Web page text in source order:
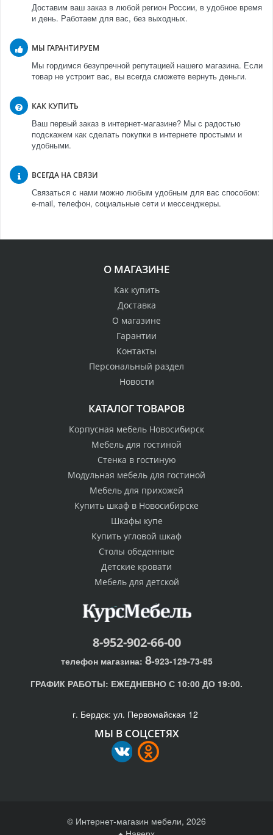
Доставим ваш заказ в любой регион России, в удобное время
и день. Работаем для вас, без выходных.
МЫ ГАРАНТИРУЕМ
Мы гордимся безупречной репутацией нашего магазина. Если
товар не устроит вас, вы всегда сможете вернуть деньги.
КАК КУПИТЬ
Ваш первый заказ в интернет-магазине? Мы с радостью
подскажем как сделать покупки в интернете простыми и
удобными.
ВСЕГДА НА СВЯЗИ
Связаться с нами можно любым удобным для вас способом:
e-mail, телефон, социальные сети и мессенджеры.
О МАГАЗИНЕ
Как купить
Доставка
О магазине
Гарантии
Контакты
Персональный раздел
Новости
КАТАЛОГ ТОВАРОВ
Корпусная мебель Новосибирск
Мебель для гостиной
Стенка в гостиную
Модульная мебель для гостиной
Мебель для прихожей
Купить шкаф в Новосибирске
Шкафы купе
Купить угловой шкаф
Столы обеденные
Детские кровати
Мебель для детской
8-952-902-66-00
телефон магазина: 8-923-129-73-85
ГРАФИК РАБОТЫ: ЕЖЕДНЕВНО С 10:00 ДО 19:00.
г. Бердск: ул. Первомайская 12
МЫ В СОЦСЕТЯХ
© Интернет-магазин мебели, 2026